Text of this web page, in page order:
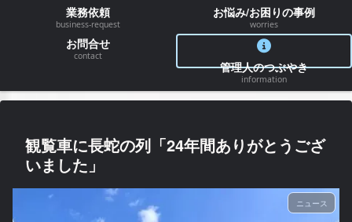
業務依頼
business-request
お悩み/お困りの事例
worries
お問合せ
contact
管理人のつぶやき
information
観覧車に長蛇の列「24年間ありがとうござ
いました」
ニュース